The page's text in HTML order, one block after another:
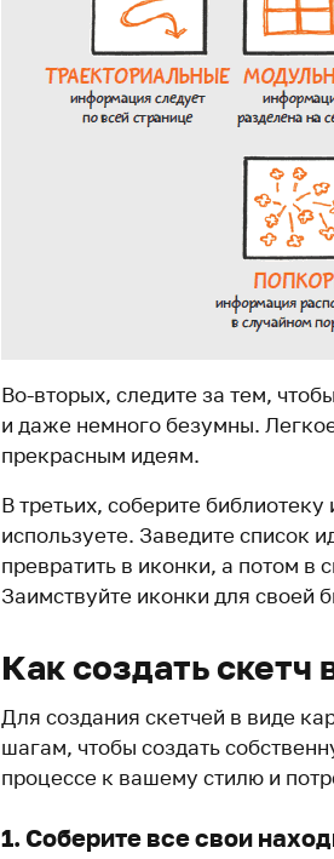
Во-вторых, следите за тем,
и даже немного безумны.
прекрасным идеям.
В третьих, соберите
используете. Заведите список
превратить в иконки, а потом в
Заимствуйте иконки для своей
Как создать скетч
Для создания скетчей в виде
шагам, чтобы создать
процессе к вашему стилю и
1. Соберите все свои